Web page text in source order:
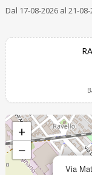
Dal 17-08-2026 al 21-
Via
+
−